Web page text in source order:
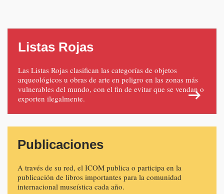
Listas Rojas
Las Listas Rojas clasifican las categorías de objetos
arqueológicos u obras de arte en peligro en las zonas más
vulnerables del mundo, con el fin de evitar que se vendan o
exporten ilegalmente.
Publicaciones
A través de su red, el ICOM publica o participa en la
publicación de libros importantes para la comunidad
internacional museística cada año.